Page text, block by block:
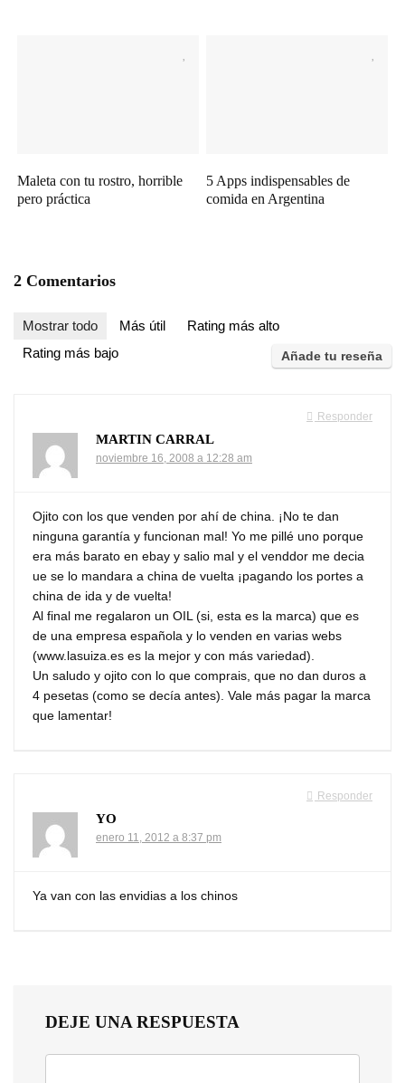
Maleta con tu rostro, horrible
pero práctica
5 Apps indispensables de
comida en Argentina
2 Comentarios
Mostrar todo Más útil
Rating más alto
Rating más bajo
Añade tu reseña
Responder
MARTIN CARRAL
noviembre 16, 2008 a 12:28 am
Ojito con los que venden por ahí de china. ¡No te dan
ninguna garantía y funcionan mal! Yo me pillé uno porque
era más barato en ebay y salio mal y el venddor me decia
ue se lo mandara a china de vuelta ¡pagando los portes a
china de ida y de vuelta!
Al final me regalaron un OIL (si, esta es la marca) que es
de una empresa española y lo venden en varias webs
(www.lasuiza.es es la mejor y con más variedad).
Un saludo y ojito con lo que comprais, que no dan duros a
4 pesetas (como se decía antes). Vale más pagar la marca
que lamentar!
Responder
YO
enero 11, 2012 a 8:37 pm
Ya van con las envidias a los chinos
DEJE UNA RESPUESTA